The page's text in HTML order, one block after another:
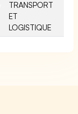
TRANSPORT
ET
LOGISTIQUE